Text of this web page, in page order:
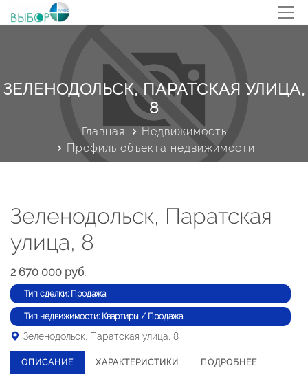
ЗЕЛЕНОДОЛЬСК, ПАРАТСКАЯ УЛИЦА,
8
Главная
Недвижимость
Профиль объекта недвижимости
Зеленодольск, Паратская
улица, 8
2 670 000 руб.
Тип сделки: Продажа
Тип недвижимости: Квартиры / Продажа
Зеленодольск, Паратская улица, 8
ОПИСАНИЕ ХАРАКТЕРИСТИКИ ПОДРОБНЕЕ